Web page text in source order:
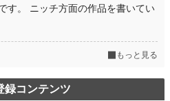
) す。 ニッチ方面の作品を書いてい
もっと見る
録コンテンツ